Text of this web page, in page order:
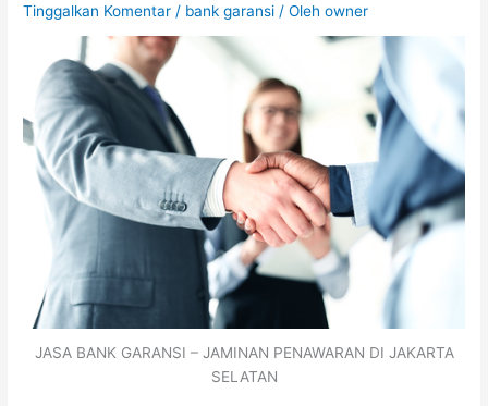
Tinggalkan Komentar / bank garansi / Olehowner
JASA BANK GARANSI – JAMINAN PENAWARAN DI JAKARTA
SELATAN